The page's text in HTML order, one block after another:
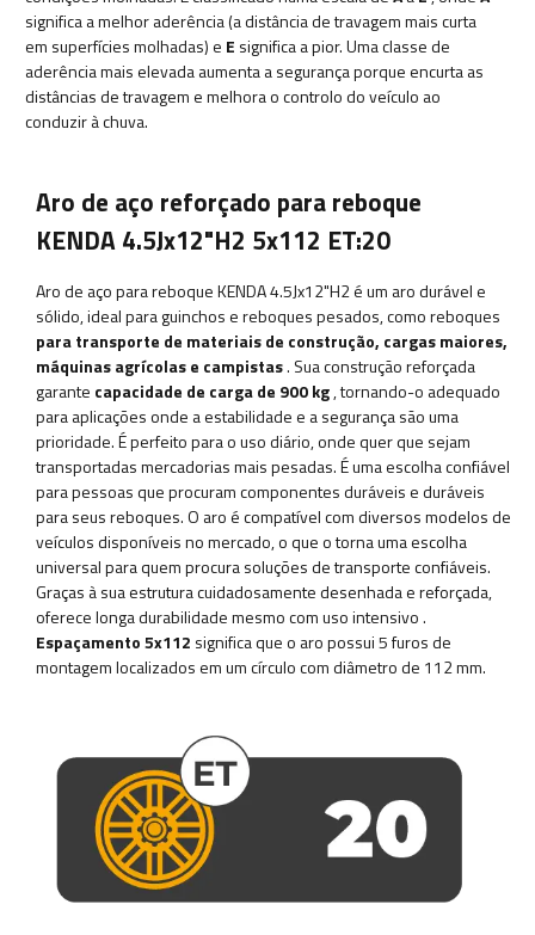
significa a melhor aderência (a distância de travagem mais curta
em superfícies molhadas) e E significa a pior. Uma classe de
aderência mais elevada aumenta a segurança porque encurta as
distâncias de travagem e melhora o controlo do veículo ao
conduzir à chuva.
Aro de aço reforçado para reboque
KENDA 4.5Jx12"H2 5x112 ET:20
Aro de aço para reboque KENDA 4.5Jx12"H2é um aro durável e
sólido, ideal para guinchos e reboques pesados, como reboques
para transporte de materiais de construção, cargas maiores,
máquinas agrícolas e campistas. Sua construção reforçada
garante capacidade de carga de 900 kg, tornando-o adequado
para aplicações onde a estabilidade e a segurança são uma
prioridade.Éperfeito para o uso diário, onde quer que sejam
transportadas mercadorias mais pesadas. É uma escolha confiável
para pessoas que procuram componentes duráveis ​​e duráveis ​​
para seus reboques. O aro é compatível com diversos modelos de
veículos disponíveis no mercado, o que o torna uma escolha
universal para quem procura soluções de transporte confiáveis.
Graças à sua estrutura cuidadosamente desenhada e reforçada,
oferece longa durabilidade mesmo com uso intensivo.
Espaçamento 5x112 significa que o aro possui 5 furos de
montagem localizados em um círculo com diâmetro de 112 mm.